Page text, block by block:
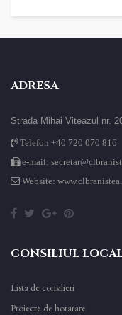
ADRESA
Strada Mihai Viteazul nr.
Telefon +40 720 070 816
e-mail:
Website:
CONSILIUL
Lista de consilieri
Proiecte de hotarare